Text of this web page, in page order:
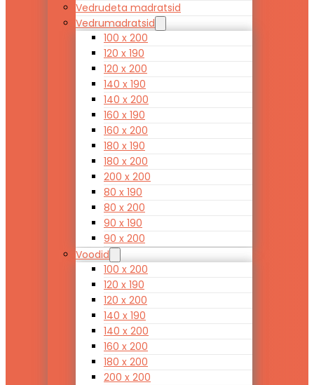
Vedrudeta madratsid
Vedrumadratsid
100 x 200
120 x 190
120 x 200
140 x 190
140 x 200
160 x 190
160 x 200
180 x 190
180 x 200
200 x 200
80 x 190
80 x 200
90 x 190
90 x 200
Voodid
100 x 200
120 x 190
120 x 200
140 x 190
140 x 200
160 x 200
180 x 200
200 x 200